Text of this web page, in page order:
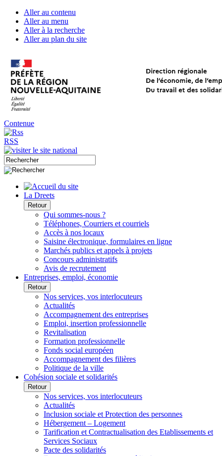
Aller au contenu
Aller au menu
Aller à la recherche
Aller au plan du site
Contenue
RSS
La Dreets
Retour
Qui sommes-nous ?
Téléphones, Courriers et courriels
Accès à nos locaux
Saisine électronique, formulaires en ligne
Marchés publics et appels à projets
Concours administratifs
Avis de recrutement
Entreprises, emploi, économie
Retour
Nos services, vos interlocuteurs
Actualités
Accompagnement des entreprises
Emploi, insertion professionnelle
Revitalisation
Formation professionnelle
Fonds social européen
Accompagnement des filières
Politique de la ville
Cohésion sociale et solidarités
Retour
Nos services, vos interlocuteurs
Actualités
Inclusion sociale et Protection des personnes
Hébergement – Logement
Tarification et Contractualisation des Etablissements et
Services Sociaux
Pacte des solidarités